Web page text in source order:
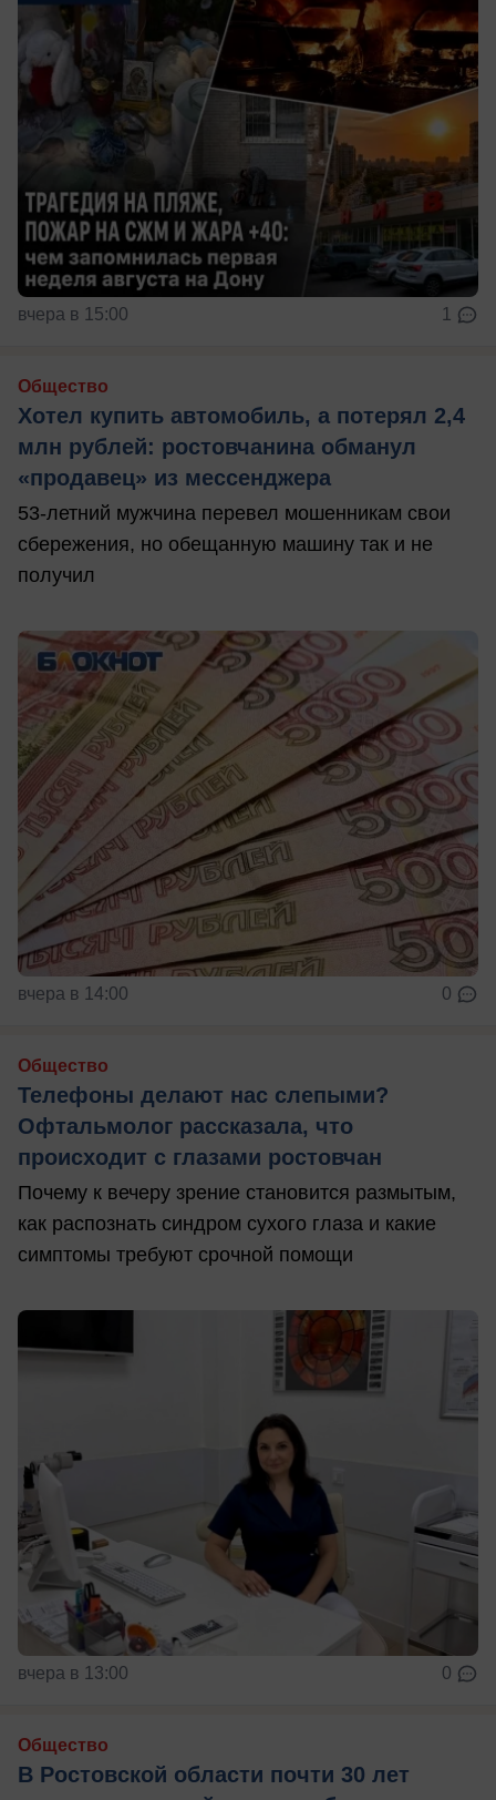
вчера в 15:00 1
Общество
Хотел купить автомобиль, а потерял 2,4
млн рублей: ростовчанина обманул
«продавец» из мессенджера
53-летний мужчина перевел мошенникам свои
сбережения, но обещанную машину так и не
получил
вчера в 14:00 0
Общество
Телефоны делают нас слепыми?
Офтальмолог рассказала, что
происходит с глазами ростовчан
Почему к вечеру зрение становится размытым,
как распознать синдром сухого глаза и какие
симптомы требуют срочной помощи
вчера в 13:00 0
Общество
В Ростовской области почти 30 лет